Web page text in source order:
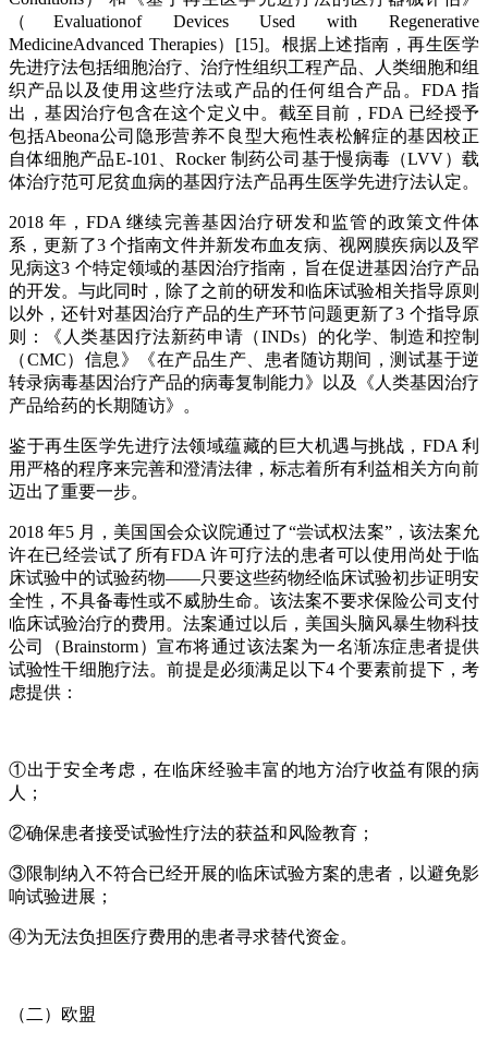
（Evaluationof Devices Used with Regenerative
MedicineAdvanced Therapies）[15]。根据上述指南，再生医学
先进疗法包括细胞治疗、治疗性组织工程产品、人类细胞和组
织产品以及使用这些疗法或产品的任何组合产品。FDA 指
出，基因治疗包含在这个定义中。截至目前，FDA 已经授予
包括Abeona公司隐形营养不良型大疱性表松解症的基因校正
自体细胞产品E-101、Rocker 制药公司基于慢病毒（LVV）载
体治疗范可尼贫血病的基因疗法产品再生医学先进疗法认定。
2018 年，FDA 继续完善基因治疗研发和监管的政策文件体
系，更新了3 个指南文件并新发布血友病、视网膜疾病以及罕
见病这3 个特定领域的基因治疗指南，旨在促进基因治疗产品
的开发。与此同时，除了之前的研发和临床试验相关指导原则
以外，还针对基因治疗产品的生产环节问题更新了3 个指导原
则：《人类基因疗法新药申请（INDs）的化学、制造和控制
（CMC）信息》《在产品生产、患者随访期间，测试基于逆
转录病毒基因治疗产品的病毒复制能力》以及《人类基因治疗
产品给药的长期随访》。
鉴于再生医学先进疗法领域蕴藏的巨大机遇与挑战，FDA 利
用严格的程序来完善和澄清法律，标志着所有利益相关方向前
迈出了重要一步。
2018 年5 月，美国国会众议院通过了“尝试权法案”，该法案允
许在已经尝试了所有FDA 许可疗法的患者可以使用尚处于临
床试验中的试验药物——只要这些药物经临床试验初步证明安
全性，不具备毒性或不威胁生命。该法案不要求保险公司支付
临床试验治疗的费用。法案通过以后，美国头脑风暴生物科技
公司（Brainstorm）宣布将通过该法案为一名渐冻症患者提供
试验性干细胞疗法。前提是必须满足以下4 个要素前提下，考
虑提供：
①出于安全考虑，在临床经验丰富的地方治疗收益有限的病
人；
②确保患者接受试验性疗法的获益和风险教育；
③限制纳入不符合已经开展的临床试验方案的患者，以避免影
响试验进展；
④为无法负担医疗费用的患者寻求替代资金。
（二）欧盟